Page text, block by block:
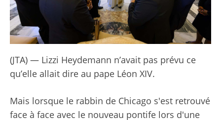
(JTA) — Lizzi Heydemann n’avait pas prévu ce
qu’elle allait dire au pape Léon XIV.
Mais lorsque le rabbin de Chicago s'est retrouvé
face à face avec le nouveau pontife lors d'une